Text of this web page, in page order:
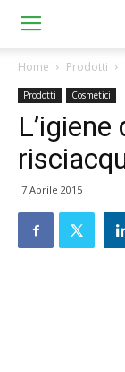
Home Prodotti
Prodotti Cosmetici
7 Aprile 2015